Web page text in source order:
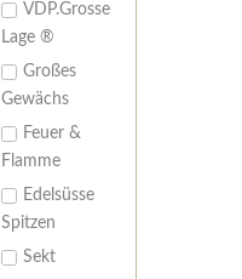
VDP.Grosse
Lage ®
Großes
Gewächs
Feuer &
Flamme
Edelsüsse
Spitzen
Sekt